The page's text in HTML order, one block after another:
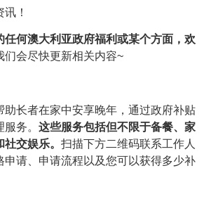
讯！
任何澳大利亚政府福利或某个方面，欢
们会尽快更新相关内容~
助长者在家中安享晚年，通过政府补贴
务。 这些服务包括但不限于备餐、家
交娱乐。 扫描下方二维码联系工作人
申请、申请流程以及您可以获得多少补